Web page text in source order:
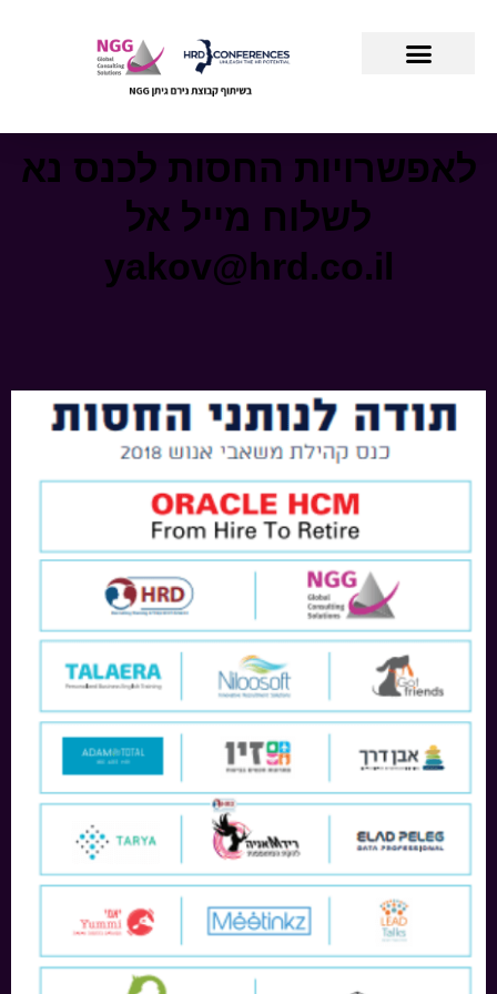
לאפשרויות החסות לכנס נא
לשלוח מייל אל
yakov@hrd.co.il